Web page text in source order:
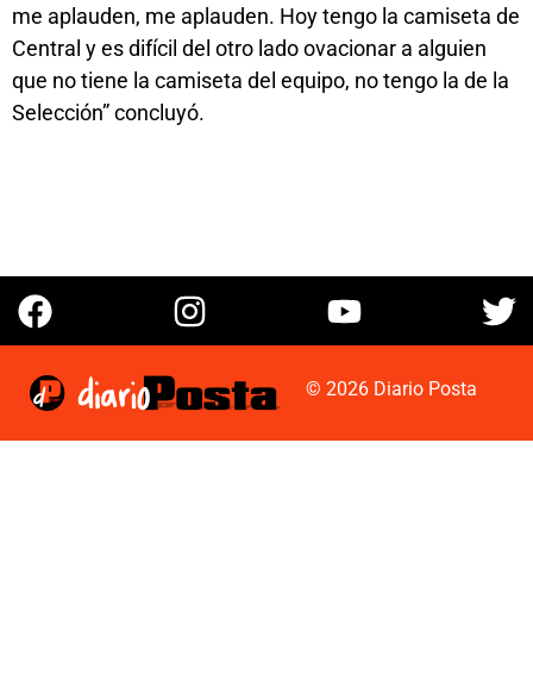
me aplauden, me aplauden. Hoy tengo la camiseta de
Central y es difícil del otro lado ovacionar a alguien
que no tiene la camiseta del equipo, no tengo la de la
Selección” concluyó.
© 2026 Diario Posta